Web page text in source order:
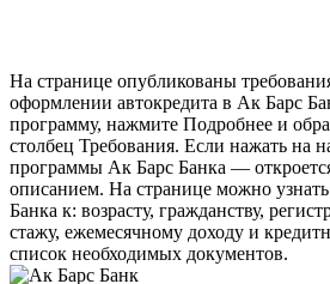
На странице опубликованы
оформлении автокредита в Ак Барс
программу, нажмите Подробнее и
столбец Требования. Если нажать на
программы Ак Барс Банка —
описанием. На странице можно
Банка к: возрасту, гражданству,
стажу, ежемесячному доходу и
список необходимых документов.